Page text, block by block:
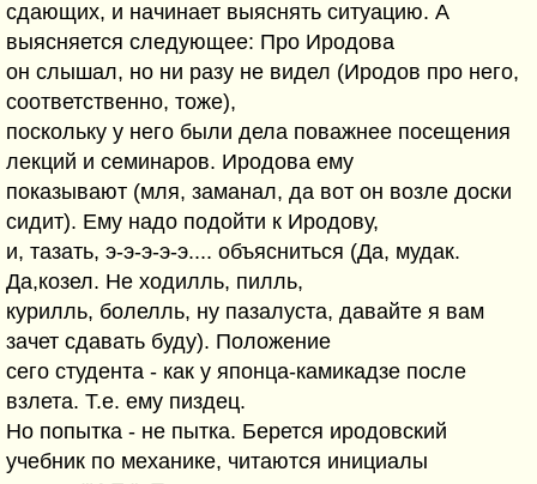
сдающих, и начинает выяснять ситуацию. А
выясняется следующее: Про Иродова
он слышал, но ни разу не видел (Иродов про него,
соответственно, тоже),
поскольку у него были дела поважнее посещения
лекций и семинаров. Иродова ему
показывают (мля, заманал, да вот он возле доски
сидит). Ему надо подойти к Иродову,
и, тазать, э-э-э-э-э.... объясниться (Да, мудак.
Да,козел. Не ходилль, пилль,
курилль, болелль, ну пазалуста, давайте я вам
зачет сдавать буду). Положение
сего студента - как у японца-камикадзе после
взлета. Т.е. ему пиздец.
Но попытка - не пытка. Берется иродовский
учебник по механике, читаются инициалы